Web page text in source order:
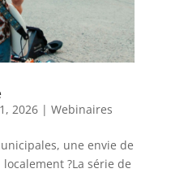
2026| Webinaires
une envie de
?La série de